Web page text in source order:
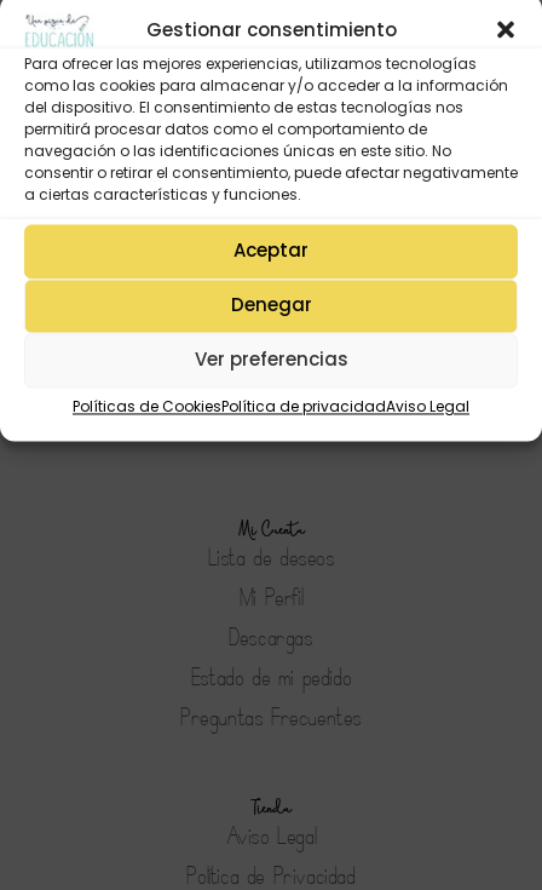
Gestionar consentimiento
Para ofrecer las mejores experiencias, utilizamos tecnologías
como las cookies para almacenar y/o acceder a la información
del dispositivo. El consentimiento de estas tecnologías nos
permitirá procesar datos como el comportamiento de
navegación o las identificaciones únicas en este sitio. No
consentir o retirar el consentimiento, puede afectar negativamente
a ciertas características y funciones.
Aceptar
Denegar
Ver preferencias
Políticas de CookiesPolítica de privacidadAviso Legal
Mi Cuenta
Lista de deseos
Mi Perfil
Descargas
Estado de mi pedido
Preguntas Frecuentes
Tienda
Aviso Legal
Política de Privacidad